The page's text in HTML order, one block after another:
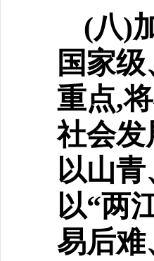
(八)
国家级
重点,
社会发
以山
以“两
易后难